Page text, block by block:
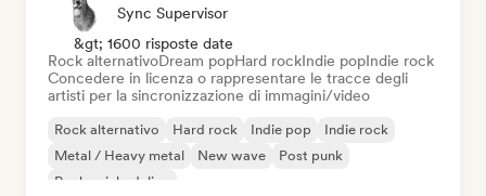
Sync Supervisor
&gt; 1600 risposte date
Rock alternativoDream popHard rockIndie popIndie rock
Concedere in licenza o rappresentare le tracce degli
artisti per la sincronizzazione di immagini/video
Rock alternativo Hard rock Indie pop
Indie rock
Metal / Heavy metal
New wave
Post punk
Rock psichedelico